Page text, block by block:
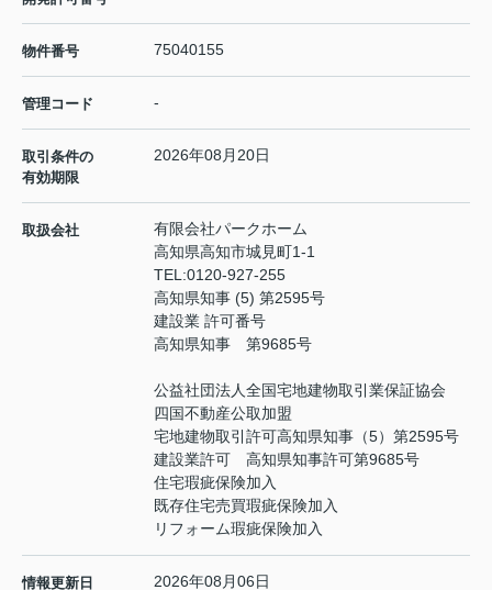
物件番号 75040155
管理コード -
取引条件の
有効期限
2026年08月20日
取扱会社
有限会社パークホーム
高知県高知市城見町1-1
TEL:0120-927-255
高知県知事 (5) 第2595号
建設業 許可番号
高知県知事 第9685号
公益社団法人全国宅地建物取引業保証協会
四国不動産公取加盟
宅地建物取引許可高知県知事（5）第2595号
建設業許可 高知県知事許可第9685号
住宅瑕疵保険加入
既存住宅売買瑕疵保険加入
リフォーム瑕疵保険加入
情報更新日 2026年08月06日